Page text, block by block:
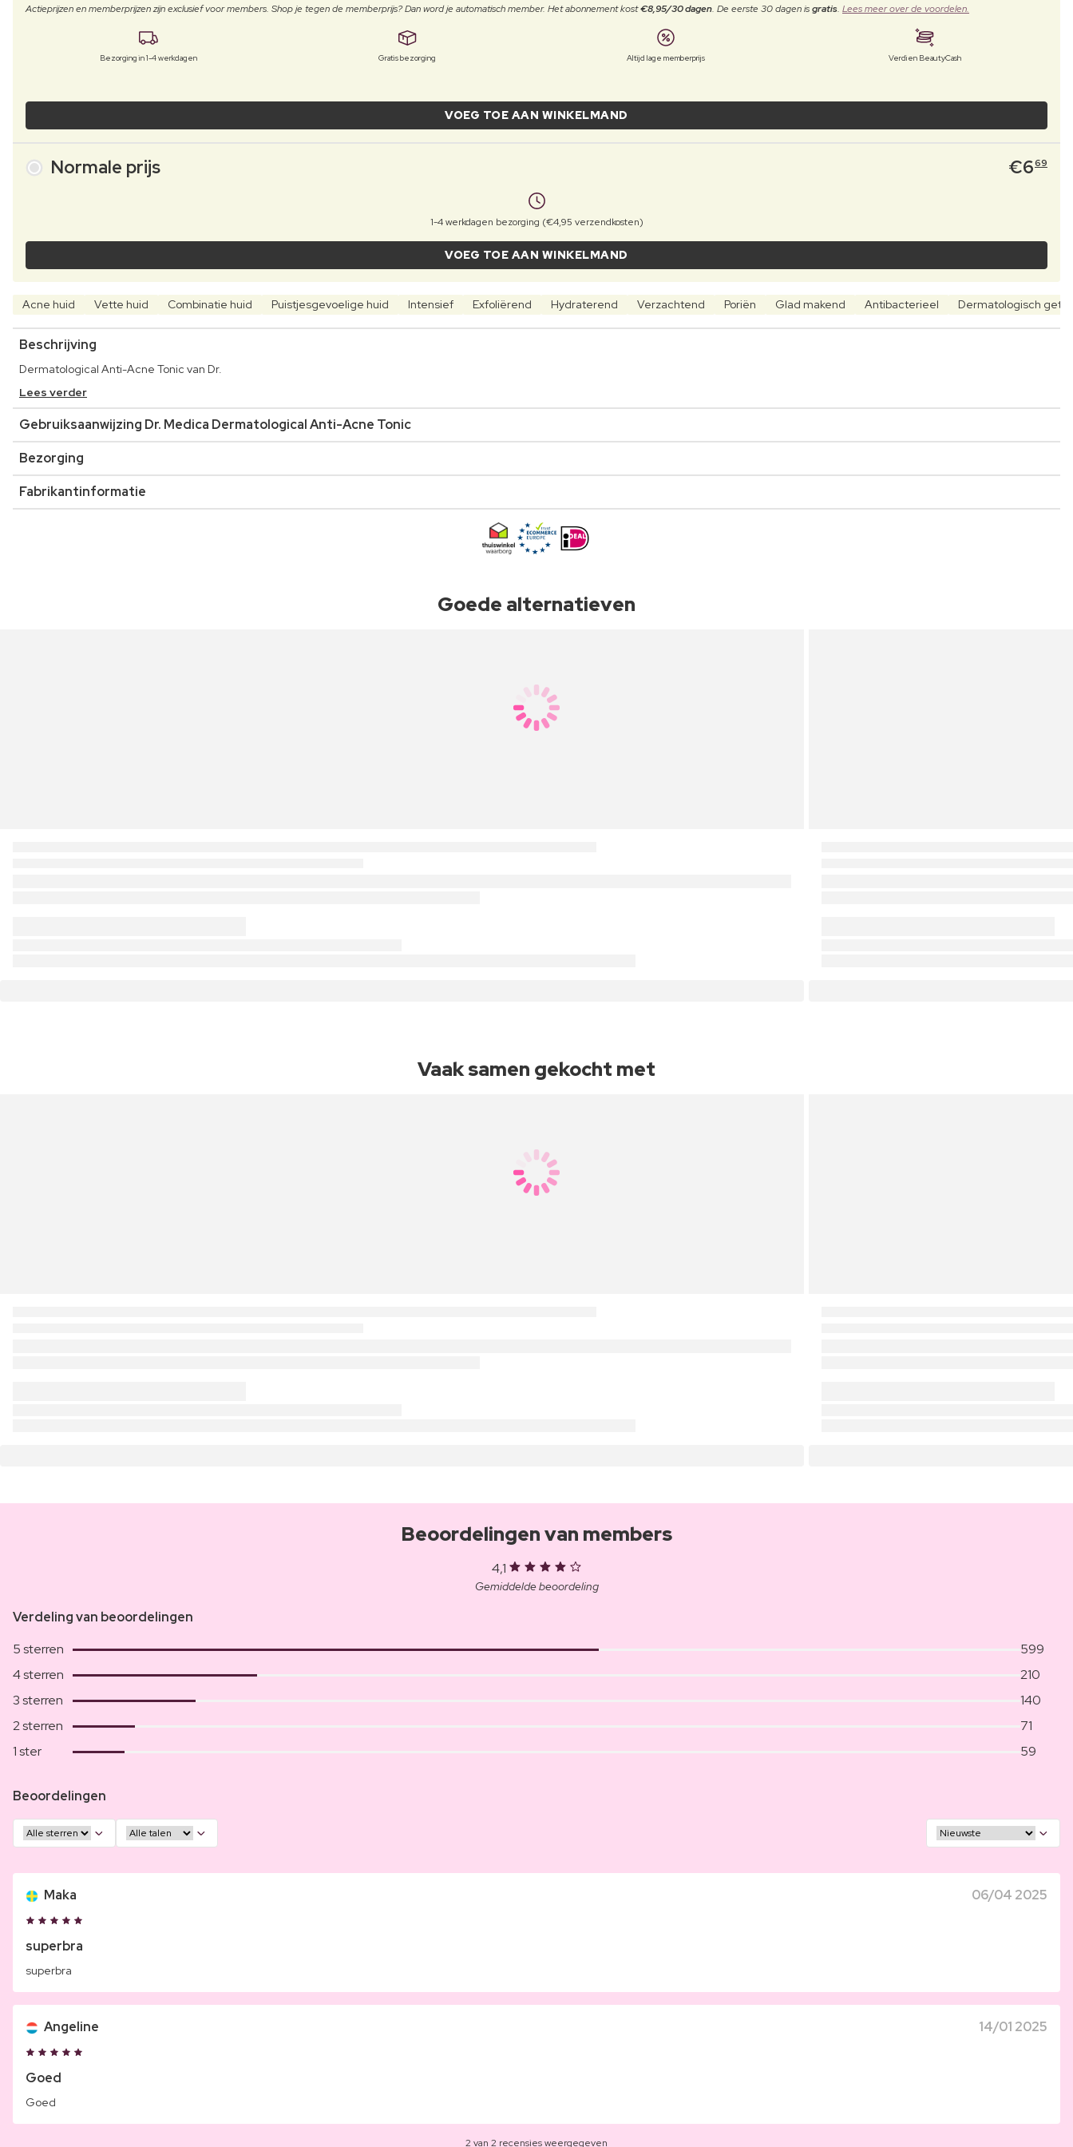
Actieprijzen en memberprijzen zijn exclusief voor members. Shop je tegen de memberprijs? Dan word je automatisch member. Het abonnement kost€8,95/30 dagen. De eerste 30 dagen isgratis. Lees meer over de voordelen.
Bezorging in 1-4 werkdagen Gratis bezorging Altijd lage memberprijs Verdien BeautyCash
VOEG TOE AAN WINKELMAND
Normale prijs €669
1-4 werkdagen bezorging (€4,95 verzendkosten)
VOEG TOE AAN WINKELMAND
Acne huid Vette huid Combinatie huid Puistjesgevoelige huid Intensief Exfoliërend Hydraterend Verzachtend Poriën Glad makend Antibacterieel Dermatologisch
Beschrijving
Dermatological Anti-Acne Tonic van Dr.
Lees verder
Gebruiksaanwijzing Dr. Medica Dermatological Anti-Acne Tonic
Bezorging
Fabrikantinformatie
Goede alternatieven
Vaak samen gekocht met
Beoordelingen van members
4,1
Gemiddelde beoordeling
Verdeling van beoordelingen
5 sterren
599
4 sterren
210
3 sterren
140
2 sterren
71
1 ster
59
Beoordelingen
Maka 06/04 2025
superbra
superbra
Angeline 14/01 2025
Goed
Goed
2 van 2 recensies weergegeven